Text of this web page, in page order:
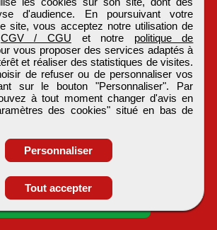
Obtenir ses
coordonnées
d'audience. En poursuivant votre
site, vous acceptez notre utilisation de
CGV / CGU et notre politique de
vous proposer des services adaptés à
et réaliser des statistiques de visites.
de refuser ou de personnaliser vos
sur le bouton "Personnaliser". Par
à tout moment changer d'avis en
des cookies" situé en bas de
Personnaliser
Tout accepter
DESSINBTP
droits réservés © 1999 - 2026